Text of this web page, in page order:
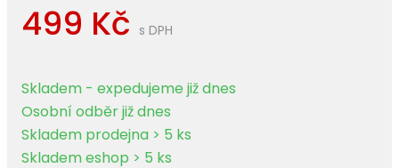
499 Kč s DPH
Skladem - expedujeme již dnes
Osobní odběr již dnes
Skladem prodejna > 5 ks
Skladem eshop > 5 ks